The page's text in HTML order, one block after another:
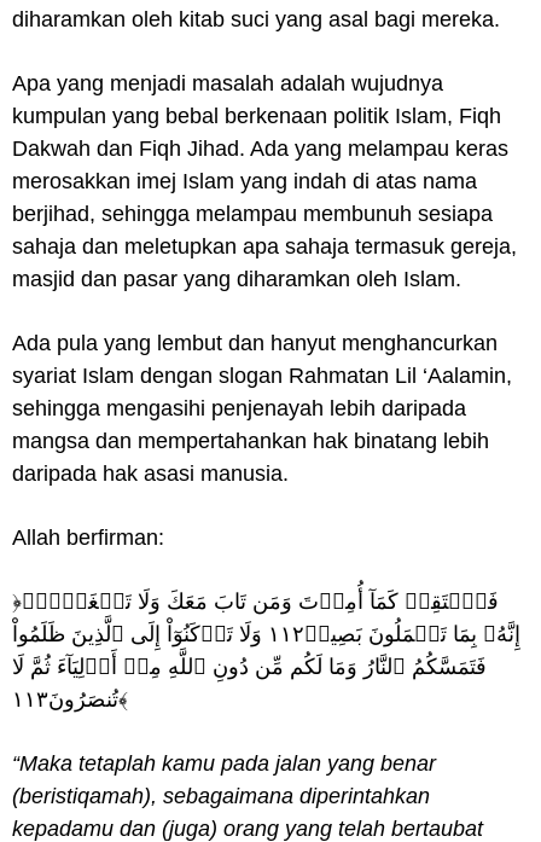
diharamkan oleh kitab suci yang asal bagi mereka.
Apa yang menjadi masalah adalah wujudnya
kumpulan yang bebal berkenaan politik Islam, Fiqh
Dakwah dan Fiqh Jihad. Ada yang melampau keras
merosakkan imej Islam yang indah di atas nama
berjihad, sehingga melampau membunuh sesiapa
sahaja dan meletupkan apa sahaja termasuk gereja,
masjid dan pasar yang diharamkan oleh Islam.
Ada pula yang lembut dan hanyut menghancurkan
syariat Islam dengan slogan Rahmatan Lil ‘Aalamin,
sehingga mengasihi penjenayah lebih daripada
mangsa dan mempertahankan hak binatang lebih
daripada hak asasi manusia.
Allah berfirman:
﴿فَٱسۡتَقِمۡ كَمَآ أُمِرۡتَ وَمَن تَابَ مَعَكَ وَلَا تَطۡغَوۡاْۚ
إِنَّهُۥ بِمَا تَعۡمَلُونَ بَصِيرٞ١١٢ وَلَا تَرۡكَنُوٓاْ إِلَى ٱلَّذِينَ ظَلَمُواْ
فَتَمَسَّكُمُ ٱلنَّارُ وَمَا لَكُم مِّن دُونِ ٱللَّهِ مِنۡ أَوۡلِيَآءَ ثُمَّ لَا
تُنصَرُونَ١١٣﴾
“Maka tetaplah kamu pada jalan yang benar
(beristiqamah), sebagaimana diperintahkan
kepadamu dan (juga) orang yang telah bertaubat